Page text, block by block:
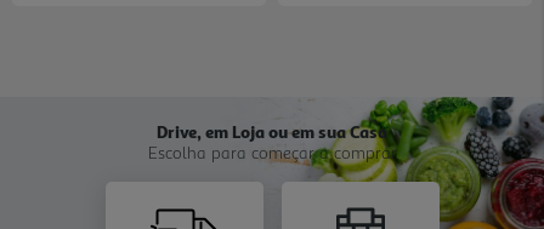
Drive, em Loja ou em sua Casa
Escolha para começar a comprar